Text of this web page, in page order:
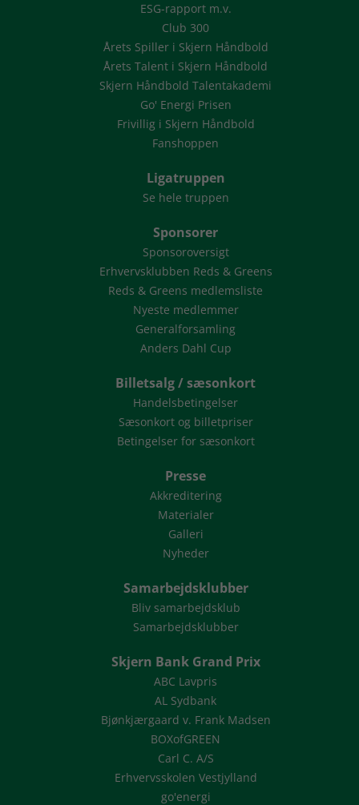
ESG-rapport m.v.
Club 300
Årets Spiller i Skjern Håndbold
Årets Talent i Skjern Håndbold
Skjern Håndbold Talentakademi
Go' Energi Prisen
Frivillig i Skjern Håndbold
Fanshoppen
Ligatruppen
Se hele truppen
Sponsorer
Sponsoroversigt
Erhvervsklubben Reds & Greens
Reds & Greens medlemsliste
Nyeste medlemmer
Generalforsamling
Anders Dahl Cup
Billetsalg / sæsonkort
Handelsbetingelser
Sæsonkort og billetpriser
Betingelser for sæsonkort
Presse
Akkreditering
Materialer
Galleri
Nyheder
Samarbejdsklubber
Bliv samarbejdsklub
Samarbejdsklubber
Skjern Bank Grand Prix
ABC Lavpris
AL Sydbank
Bjønkjærgaard v. Frank Madsen
BOXofGREEN
Carl C. A/S
Erhvervsskolen Vestjylland
go'energi